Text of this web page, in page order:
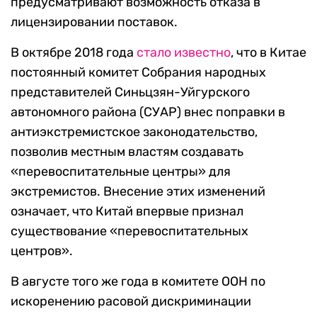
лицензировании поставок.
В октябре 2018 года стало известно, что в Китае
постоянный комитет Собрания народных
представителей Синьцзян-Уйгурского
автономного района (СУАР) внес поправки в
антиэкстремистское законодательство,
позволив местным властям создавать
«перевоспитательные центры» для
экстремистов. Внесение этих изменений
означает, что Китай впервые признал
существование «перевоспитательных
центров».
В августе того же года в комитете ООН по
искоренению расовой дискриминации